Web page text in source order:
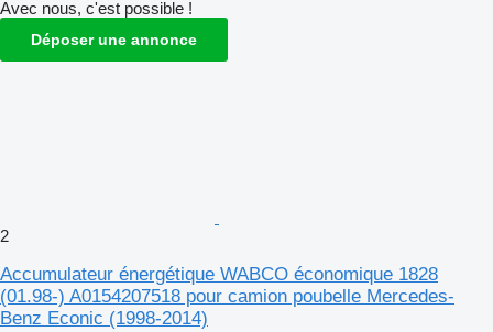
Avec nous, c'est possible !
Déposer une annonce
2
Accumulateur énergétique WABCO économique 1828
(01.98-) A0154207518 pour camion poubelle Mercedes-
Benz Econic (1998-2014)